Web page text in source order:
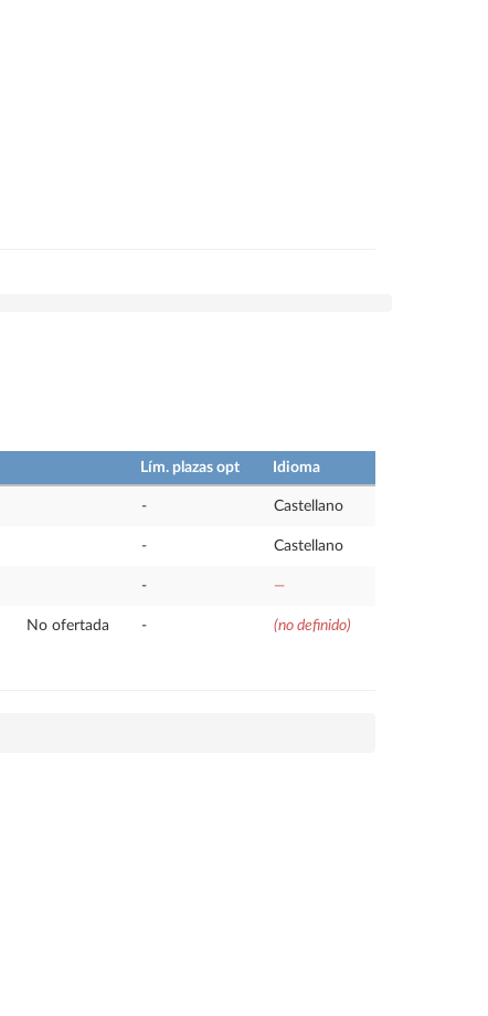
Lím. plazas opt Idioma
- Castellano
- Castellano
- —
No ofertada - (no definido)